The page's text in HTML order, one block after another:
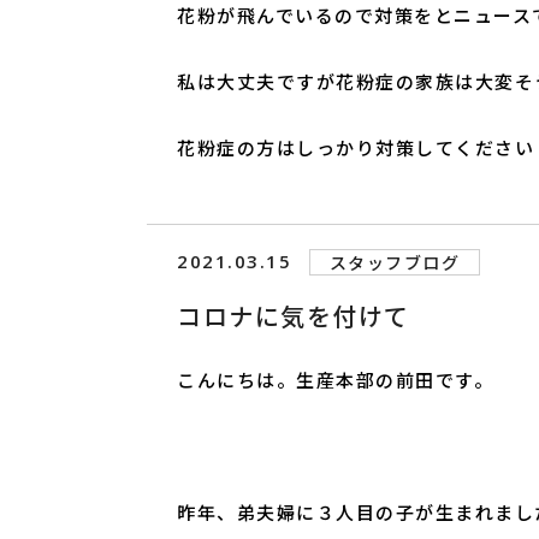
花粉が飛んでいるので対策をとニュース
私は大丈夫ですが花粉症の家族は大変そ
花粉症の方はしっかり対策してください
2021.03.15 スタッフブログ
コロナに気を付けて
こんにちは。生産本部の前田です。
昨年、弟夫婦に３人目の子が生まれまし